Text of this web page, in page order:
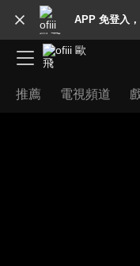
APP 免登入
推薦 電視頻道